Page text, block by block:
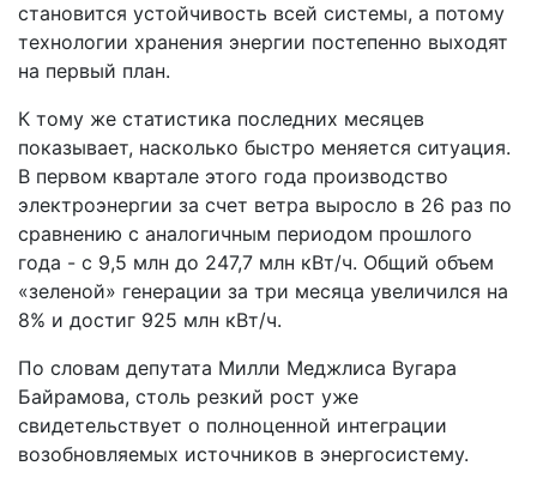
становится устойчивость всей системы, а потому
технологии хранения энергии постепенно выходят
на первый план.
К тому же статистика последних месяцев
показывает, насколько быстро меняется ситуация.
В первом квартале этого года производство
электроэнергии за счет ветра выросло в 26 раз по
сравнению с аналогичным периодом прошлого
года - с 9,5 млн до 247,7 млн кВт/ч. Общий объем
«зеленой» генерации за три месяца увеличился на
8% и достиг 925 млн кВт/ч.
По словам депутата Милли Меджлиса Вугара
Байрамова, столь резкий рост уже
свидетельствует о полноценной интеграции
возобновляемых источников в энергосистему.